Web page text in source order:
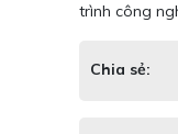
trình công
Chia sẻ: